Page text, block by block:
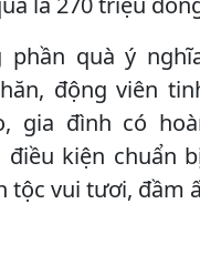
quà ý
động viên
gia đình có
kiện chuẩn
tộc vui tươi, đầm